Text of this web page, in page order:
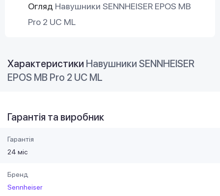
Огляд Навушники SENNHEISER EPOS MB
Pro 2 UC ML
Характеристики Навушники SENNHEISER
EPOS MB Pro 2 UC ML
Гарантія та виробник
Гарантія
24 міс
Бренд
Sennheiser